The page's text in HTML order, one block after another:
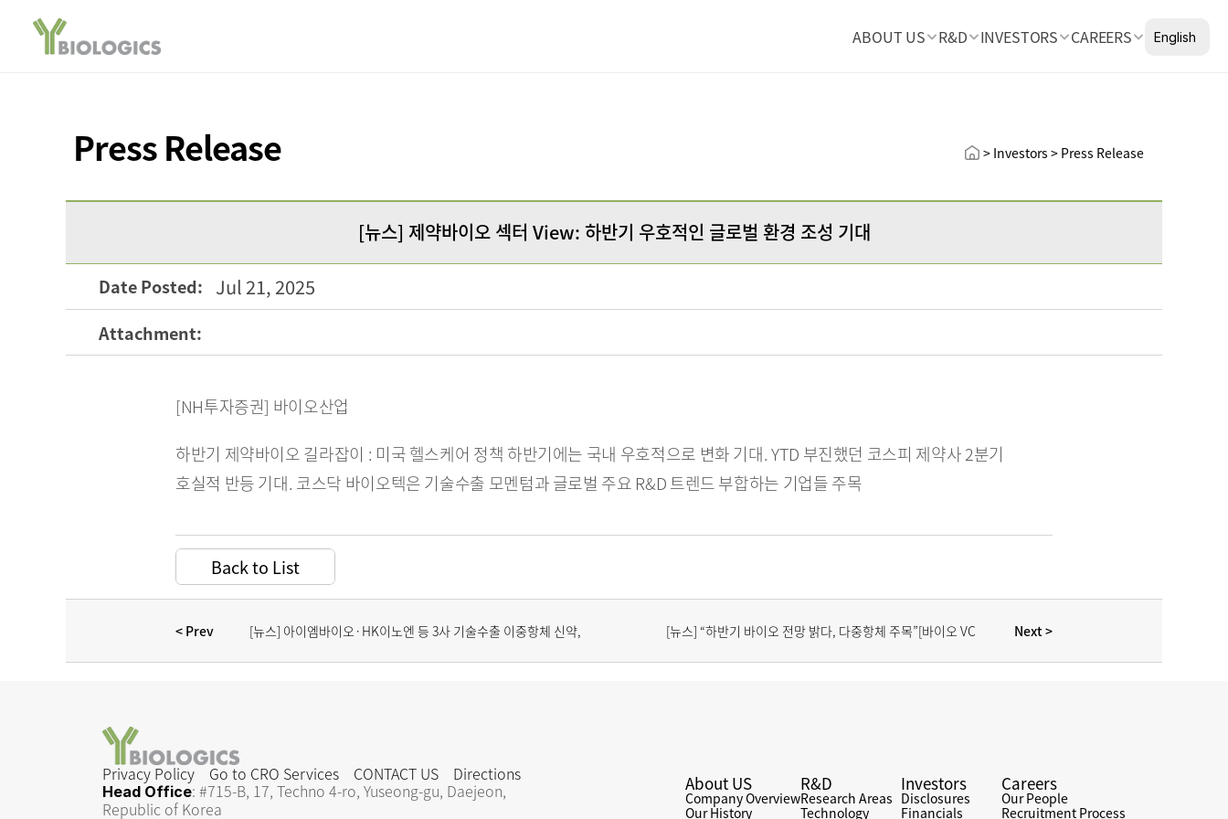
ABOUT US R&D INVESTORS CAREERS English
Press Release > Investors > Press Release
[뉴스] 제약바이오 섹터 View: 하반기 우호적인 글로벌 환경 조성 기대
Jul 21, 2025
Date Posted:
Attachment:
[NH투자증권] 바이오산업
하반기 제약바이오 길라잡이 : 미국 헬스케어 정책 하반기에는 국내 우호적으로 변화 기대. YTD 부진했던 코스피 제약사 2분기
호실적 반등 기대. 코스닥 바이오텍은 기술수출 모멘텀과 글로벌 주요 R&D 트렌드 부합하는 기업들 주목​
Back to List
< Prev
[뉴스] 아이엠바이오·HK이노엔 등 3사 기술수출 이중항체 신약,
[뉴스] “하반기 바이오 전망 밝다, 다중항체 주목”[바이오 VC
Next >
Privacy Policy Go to CRO Services CONTACT US Directions
Head Office: #715-B, 17, Techno 4-ro, Yuseong-gu, Daejeon,
Republic of Korea
About US
Company Overview
Our History
R&D
Research Areas
Technology
Investors
Disclosures
Financials
Careers
Our People
Recruitment Process